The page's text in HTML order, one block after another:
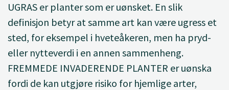
UGRAS er planter som er uønsket. En slik
definisjon betyr at samme art kan være ugress et
sted, for eksempel i hveteåkeren, men ha pryd-
eller nytteverdi i en annen sammenheng.
FREMMEDE INVADERENDE PLANTER er uønska
fordi de kan utgjøre risiko for hjemlige arter,